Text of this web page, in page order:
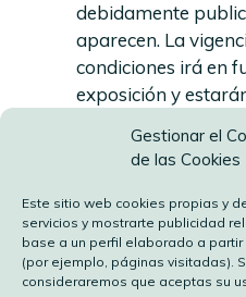
Gestionar el
de las Cookies
Este sitio web cookies propias y
servicios y mostrarte publicidad
base a un perfil elaborado a
(por ejemplo, páginas visitadas).
consideraremos que aceptas su
debidamente
aparecen. La
condiciones irá en
exposición y
debidamente
ElPROPIETARIO
cualquier
información que se
web y no sea